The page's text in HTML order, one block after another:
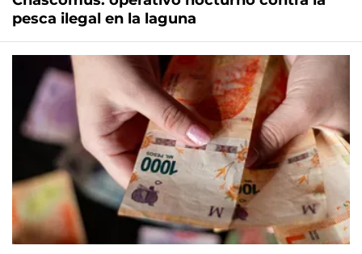
pesca ilegal en la laguna